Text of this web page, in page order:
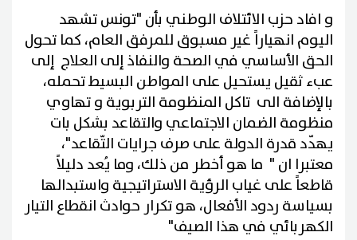
و افاد حزب الائتلاف الوطني بأن "تونس تشهد
اليوم انهياراً غير مسبوق للمرفق العام، كما تحول
الحق الأساسي في الصحة والنفاذ إلى العلاج إلى
عبء ثقيل يستحيل على المواطن البسيط تحمله،
بالإضافة الى تاكل المنظومة التربوية و تهاوي
منظومة الضمان الاجتماعي والتقاعد بشكل بات
يهدّد قدرة الدولة على صرف جرايات التّقاعد"،
معتبرا ان " ما هو أخطر من ذلك، وما يُعد دليلاً
قاطعاً على غياب الرؤية الاستراتيجية واستبدالها
بسياسة ردود الأفعال، هو تكرار حوادث انقطاع التيار
الكهربائي في هذا الصيف"